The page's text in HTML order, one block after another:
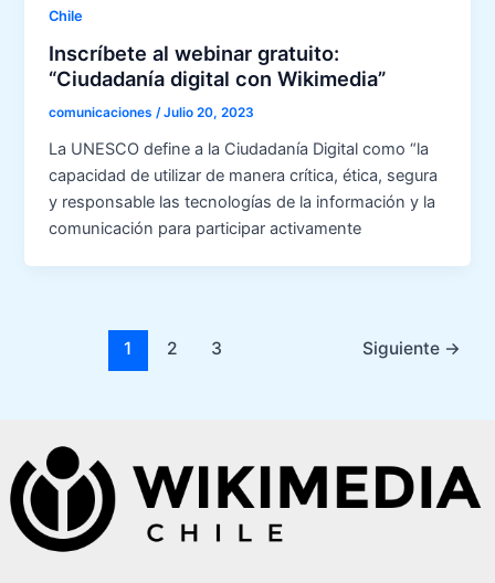
Chile
Inscríbete al webinar gratuito:
“Ciudadanía digital con Wikimedia”
comunicaciones/Julio 20, 2023
La UNESCO define a la Ciudadanía Digital como “la
capacidad de utilizar de manera crítica, ética, segura
y responsable las tecnologías de la información y la
comunicación para participar activamente
1 2 3 Siguiente →